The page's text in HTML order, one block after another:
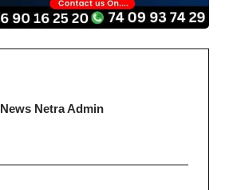
News Netra Admin